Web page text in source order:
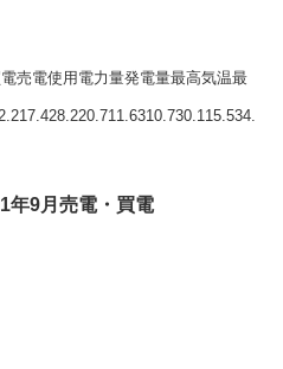
売電使用電力量発電量最高気温最
年9月売電・買電